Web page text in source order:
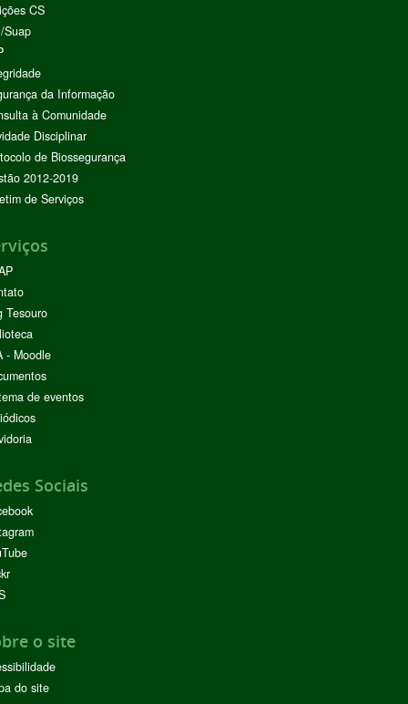
CS
Suap
da Informação
à Comunidade
Disciplinar
de Biossegurança
2012-2019
de Serviços
Tesouro
- Moodle
de eventos
Sociais
o site
do site